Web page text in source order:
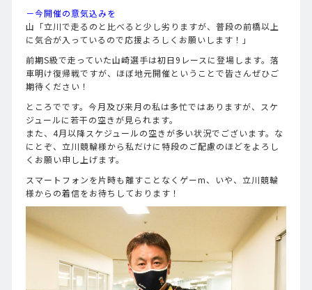
－今開催の意気込みを
山「立川で走るのと比べると少し劣りますが、普段の前橋以上
に気合が入っているので応援よろしくお願いします！」
前期S級で走っていた山崎選手は初日9レースに登場します。落
車明け復帰戦ですが、ほぼ地元開催ということで皆さんぜひご
期待ください！
ところでです。今月及び来月の私は多忙ではありますが、スケ
ジュールに若干の空きが見られます。
また、4月以降スケジュールの空きが多い状況でございます。な
にとぞ、立川競輪様から私だけに特段のご配慮のほどをよろし
くお願い申し上げます。
スマートフォンを片時も離すことなくゲーm、いや、立川競輪
様からの着信をお待ちしております！